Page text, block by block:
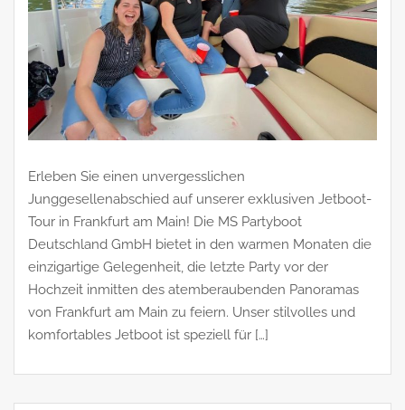
Erleben Sie einen unvergesslichen
Junggesellenabschied auf unserer exklusiven Jetboot-
Tour in Frankfurt am Main! Die MS Partyboot
Deutschland GmbH bietet in den warmen Monaten die
einzigartige Gelegenheit, die letzte Party vor der
Hochzeit inmitten des atemberaubenden Panoramas
von Frankfurt am Main zu feiern. Unser stilvolles und
komfortables Jetboot ist speziell für […]